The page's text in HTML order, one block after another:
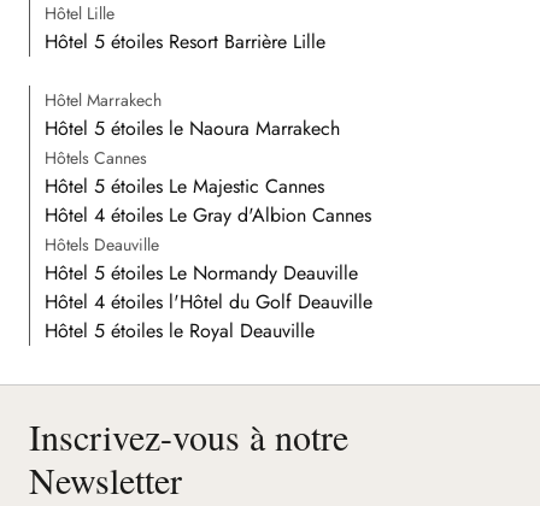
Hôtel Lille
Hôtel 5 étoiles Resort Barrière Lille
Hôtel Marrakech
Hôtel 5 étoiles le Naoura Marrakech
Hôtels Cannes
Hôtel 5 étoiles Le Majestic Cannes
Hôtel 4 étoiles Le Gray d'Albion Cannes
Hôtels Deauville
Hôtel 5 étoiles Le Normandy Deauville
Hôtel 4 étoiles l'Hôtel du Golf Deauville
Hôtel 5 étoiles le Royal Deauville
Inscrivez-vous à notre
Newsletter